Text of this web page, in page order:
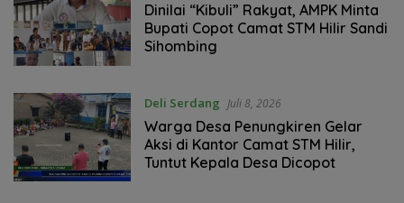
Dinilai “Kibuli” Rakyat, AMPK Minta
Bupati Copot Camat STM Hilir Sandi
Sihombing
Deli Serdang Juli 8, 2026
Warga Desa Penungkiren Gelar
Aksi di Kantor Camat STM Hilir,
Tuntut Kepala Desa Dicopot